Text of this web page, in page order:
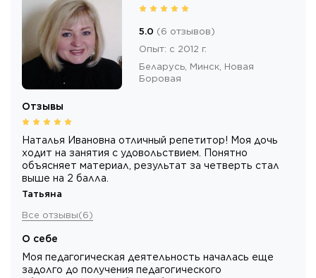
5.0 (6 отзывов)
Опыт: с 2012 г.
Беларусь, Минск, Новая
Боровая
Отзывы
Наталья Ивановна отличный репетитор! Моя дочь
ходит на занятия с удовольствием. Понятно
объясняет материал, результат за четверть стал
выше на 2 балла.
Татьяна
Все отзывы(6)
О себе
Моя педагогическая деятельность началась еще
задолго до получения педагогического